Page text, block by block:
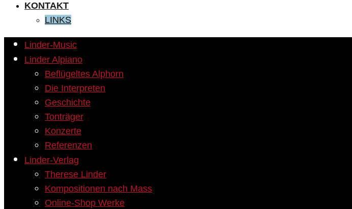
KONTAKT
LINKS
Linder-Music
Linder Alpiano
Beflügeltes Alphorn
Die Interpreten
Geschichte
Tonträger
Konzerte
Referenzen
Linder-Verlag
Therese Linder
Kompositionen nach Mass
Online-Shop Werke